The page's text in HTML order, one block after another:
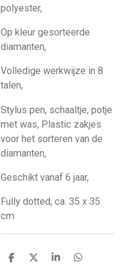
polyester,
Op kleur gesorteerde
diamanten,
Volledige werkwijze in 8
talen,
Stylus pen, schaaltje, potje
met was, Plastic zakjes
voor het sorteren van de
diamanten,
Geschikt vanaf 6 jaar,
Fully dotted, ca. 35 x 35
cm
D
D
S
D